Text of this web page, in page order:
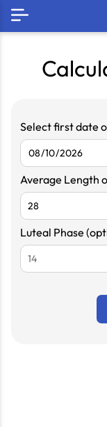
Select first date
Average Length
Luteal Phase